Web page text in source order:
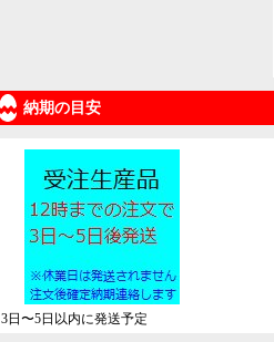
納期の目安
3日〜5日以内に発送予定